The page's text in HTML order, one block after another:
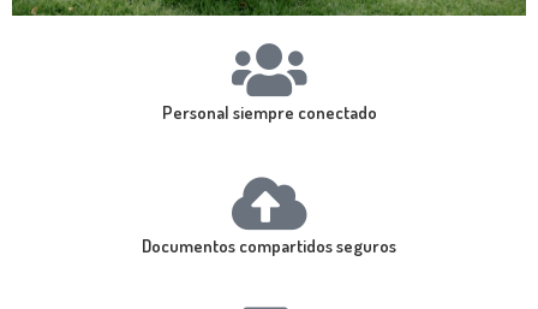
Personal siempre conectado
Documentos compartidos seguros